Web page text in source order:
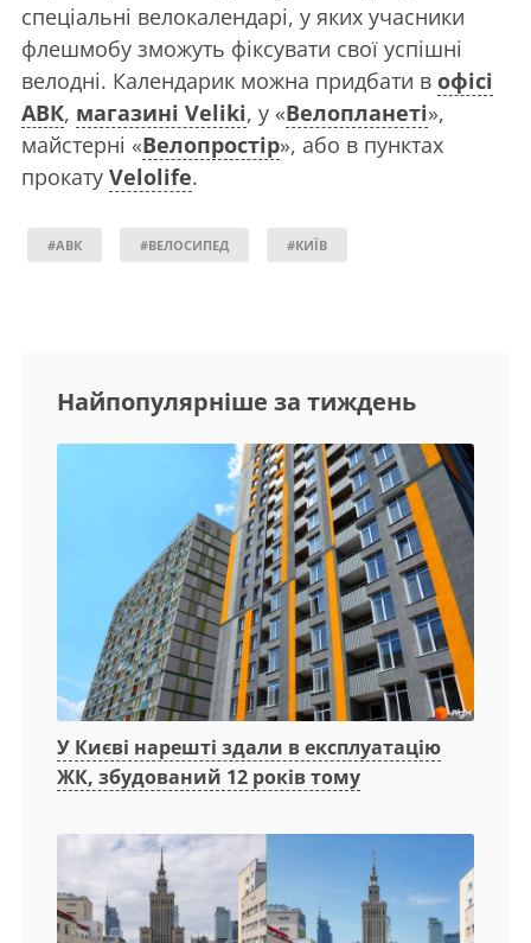
спеціальні велокалендарі, у яких учасники
флешмобу зможуть фіксувати свої успішні
велодні. Календарик можна придбати в офісі
АВК, магазині Veliki, у «Велопланеті»,
майстерні «Велопростір», або в пунктах
прокату Velolife.
#АВК #ВЕЛОСИПЕД #КИЇВ
Найпопулярніше за тиждень
У Києві нарешті здали в експлуатацію
ЖК, збудований 12 років тому